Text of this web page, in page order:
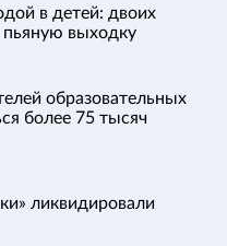
в детей: двоих
пьяную выходку
образовательных
более 75 тысяч
ликвидировали